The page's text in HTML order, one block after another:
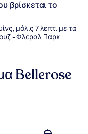
βρίσκεται το
μόλις 7 λεπτ. με τα
- Φλόραλ Παρκ.
Bellerose